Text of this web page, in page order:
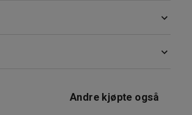
Andre kjøpte også